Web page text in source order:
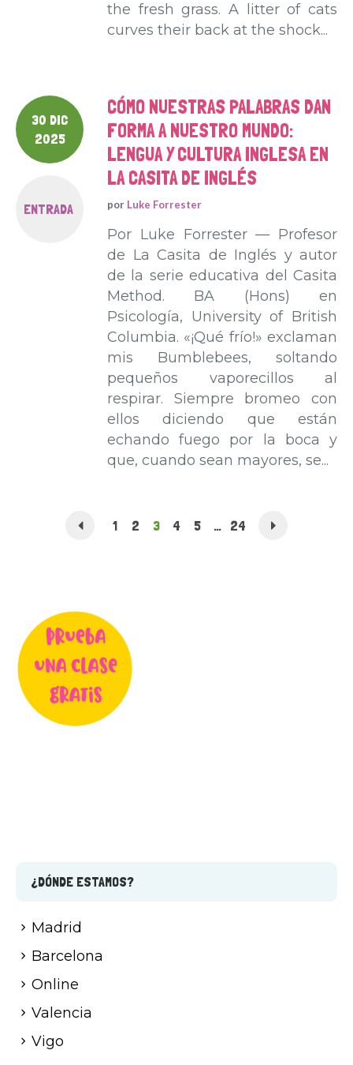
the fresh grass. A litter of cats
curves their back at the shock...
30 DIC
2025
ENTRADA
CÓMO NUESTRAS PALABRAS DAN
FORMA A NUESTRO MUNDO:
LENGUA Y CULTURA INGLESA EN
LA CASITA DE INGLÉS
por Luke Forrester
Por Luke Forrester — Profesor
de La Casita de Inglés y autor
de la serie educativa del Casita
Method. BA (Hons) en
Psicología, University of British
Columbia. «¡Qué frío!» exclaman
mis Bumblebees, soltando
pequeños vaporecillos al
respirar. Siempre bromeo con
ellos diciendo que están
echando fuego por la boca y
que, cuando sean mayores, se...
1 2 3 4 5 … 24
¿DÓNDE ESTAMOS?
Madrid
Barcelona
Online
Valencia
Vigo